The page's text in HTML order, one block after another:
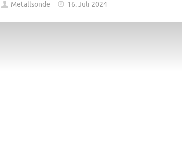
Metallsonde 16. Juli 2024